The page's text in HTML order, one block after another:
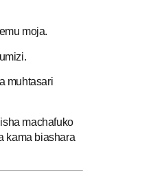
moja.
muhtasari
machafuko
kama biashara